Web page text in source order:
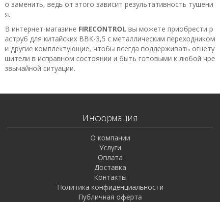
о заменить, ведь от этого зависит результативность тушени
я.
В интернет-магазине FIRECONTROL вы можете приобрести р
аструб для китайских ВВК-3,5 с металлическим переходником
и другие комплектующие, чтобы всегда поддерживать огнету
шители в исправном состоянии и быть готовыми к любой чре
звычайной ситуации.
Информация
О компании
Услуги
Оплата
Доставка
Контакты
Политика конфиденциальности
Публичная оферта